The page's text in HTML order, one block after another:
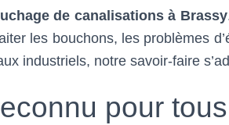
de canalisations à Brassy
les bouchons, les problèmes
industriels, notre savoir-faire
pour